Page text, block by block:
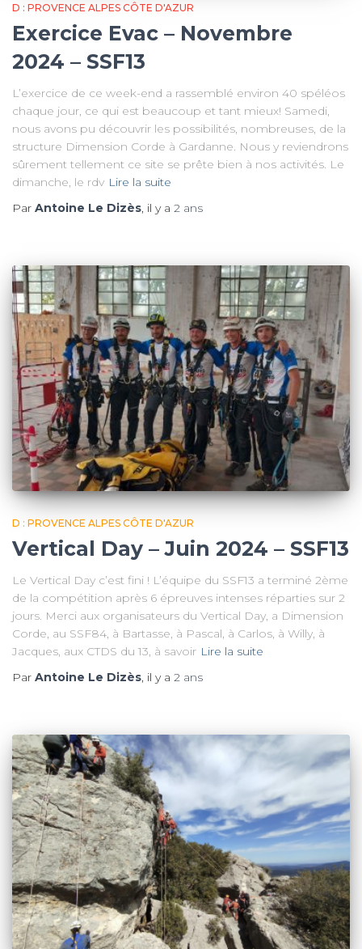
D : PROVENCE ALPES CÔTE D'AZUR
Exercice Evac – Novembre
2024 – SSF13
L’exercice de ce week-end a rassemblé environ 40 spéléos
chaque jour, ce qui est beaucoup et tant mieux! Samedi,
nous avons pu découvrir les possibilités, nombreuses, de la
structure Dimension Corde à Gardanne. Nous y reviendrons
sûrement tellement ce site se prête bien à nos activités. Le
dimanche, le rdv Lire la suite
Par Antoine Le Dizès, il y a 2 ans
D : PROVENCE ALPES CÔTE D'AZUR
Vertical Day – Juin 2024 – SSF13
Le Vertical Day c’est fini ! L’équipe du SSF13 a terminé 2ème
de la compétition après 6 épreuves intenses réparties sur 2
jours. Merci aux organisateurs du Vertical Day, a Dimension
Corde, au SSF84, à Bartasse, à Pascal, à Carlos, à Willy, à
Jacques, aux CTDS du 13, à savoir Lire la suite
Par Antoine Le Dizès, il y a 2 ans